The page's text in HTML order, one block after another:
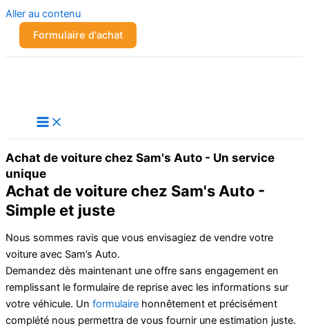
Aller au contenu
Formulaire d'achat
Achat de voiture chez Sam's Auto - Un service
unique
Achat de voiture chez Sam's Auto -
Simple et juste
Nous sommes ravis que vous envisagiez de vendre votre
voiture avec Sam’s Auto.
Demandez dès maintenant une offre sans engagement en
remplissant le formulaire de reprise avec les informations sur
votre véhicule. Un formulaire honnêtement et précisément
complété nous permettra de vous fournir une estimation juste.